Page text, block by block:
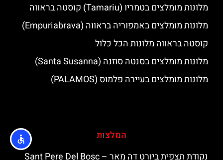
מלונות מומלצים בטמריו (Tamariu) קוסטה בראווה
מלונות מומלצים באמפוריה בראווה (Empuriabrava)
קוסטה בראווה מלונות הכל כלול
מלונות מומלצים בסנטה סוזנה (Santa Susanna)
מלונות מומלצים בעיירה פלמוס (PALAMOS)
המלצות
נקודת תצפית ביורט דה מאר – Sant Pere Del Bosc